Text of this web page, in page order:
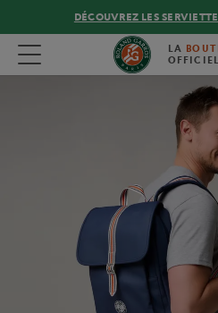
DÉCOUVREZ LES
Toggle navigation LA